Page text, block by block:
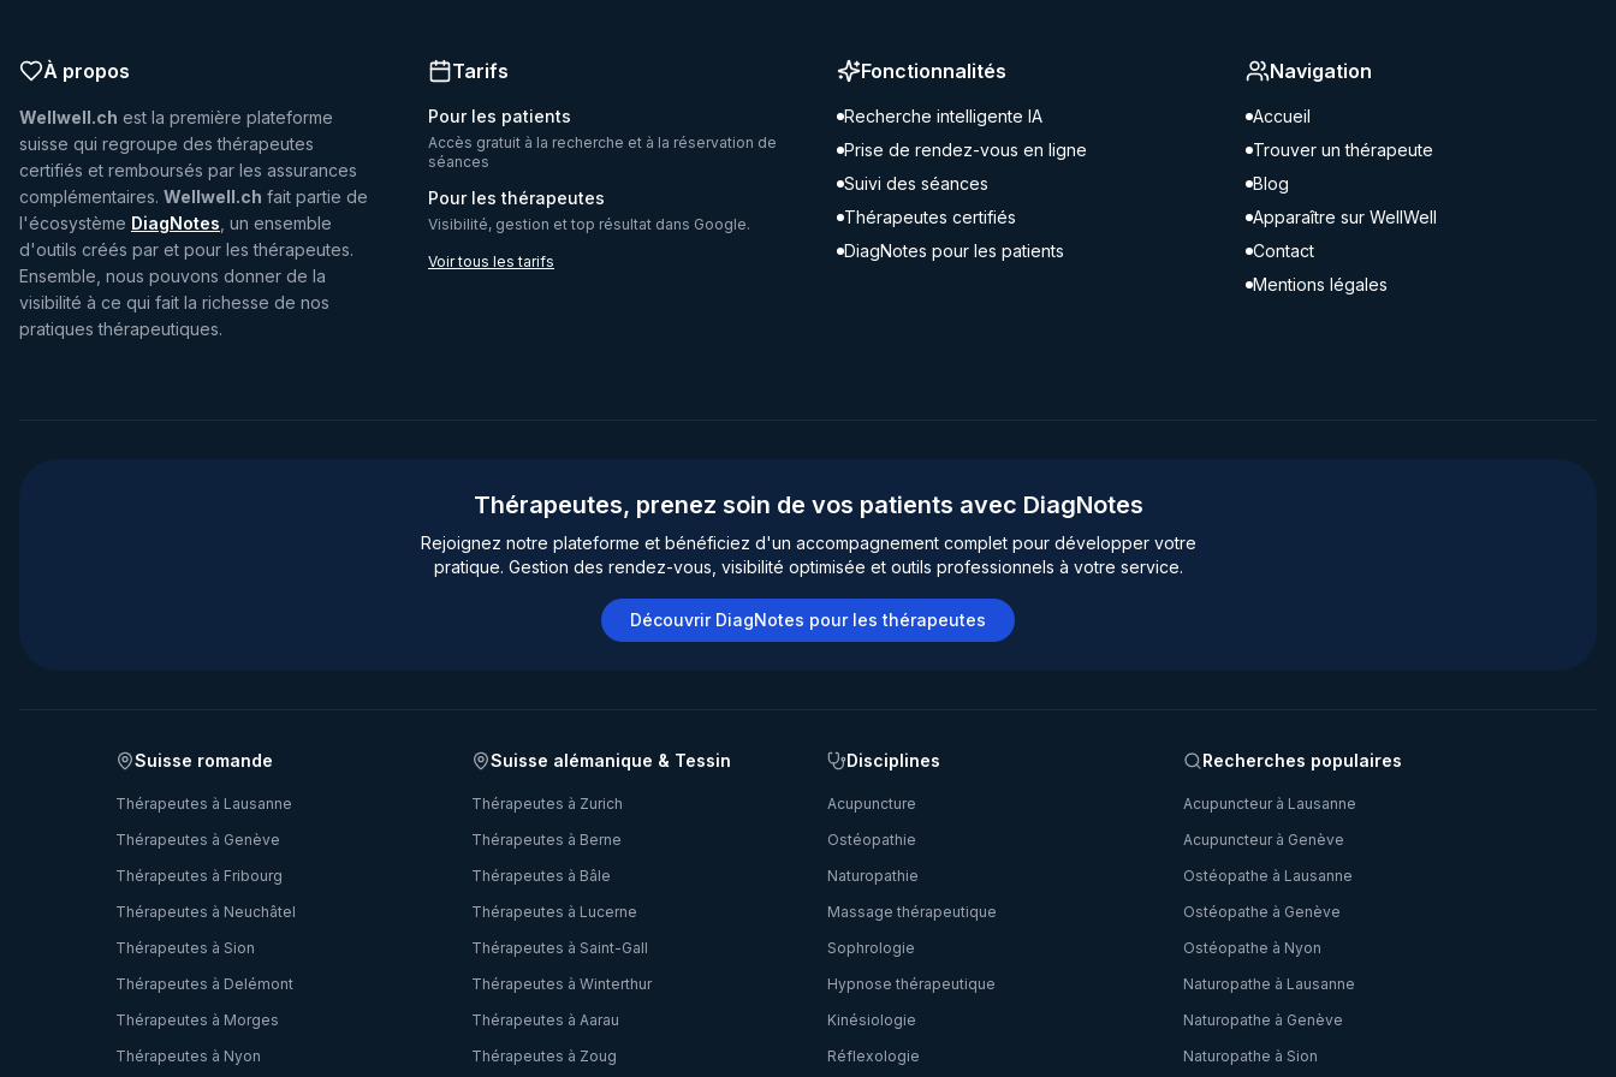
À propos
Wellwell.ch est la première plateforme
suisse qui regroupe des thérapeutes
certifiés et remboursés par les assurances
complémentaires. Wellwell.ch fait partie de
l'écosystème DiagNotes , un ensemble
d'outils créés par et pour les thérapeutes.
Ensemble, nous pouvons donner de la
visibilité à ce qui fait la richesse de nos
pratiques thérapeutiques.
Tarifs
Pour les patients
Accès gratuit à la recherche et à la réservation de
séances
Pour les thérapeutes
Visibilité, gestion et top résultat dans Google.
Voir tous les tarifs
Fonctionnalités
Recherche intelligente IA
Prise de rendez-vous en ligne
Suivi des séances
Thérapeutes certifiés
DiagNotes pour les patients
Navigation
Accueil
Trouver un thérapeute
Blog
Apparaître sur WellWell
Contact
Mentions légales
Thérapeutes, prenez soin de vos patients avec DiagNotes
Rejoignez notre plateforme et bénéficiez d'un accompagnement complet pour développer votre
pratique. Gestion des rendez-vous, visibilité optimisée et outils professionnels à votre service.
Découvrir DiagNotes pour les thérapeutes
Suisse romande
Thérapeutes à Lausanne
Thérapeutes à Genève
Thérapeutes à Fribourg
Thérapeutes à Neuchâtel
Thérapeutes à Sion
Thérapeutes à Delémont
Thérapeutes à Morges
Thérapeutes à Nyon
Suisse alémanique & Tessin
Thérapeutes à Zurich
Thérapeutes à Berne
Thérapeutes à Bâle
Thérapeutes à Lucerne
Thérapeutes à Saint-Gall
Thérapeutes à Winterthur
Thérapeutes à Aarau
Thérapeutes à Zoug
Disciplines
Acupuncture
Ostéopathie
Naturopathie
Massage thérapeutique
Sophrologie
Hypnose thérapeutique
Kinésiologie
Réflexologie
Recherches populaires
Acupuncteur à Lausanne
Acupuncteur à Genève
Ostéopathe à Lausanne
Ostéopathe à Genève
Ostéopathe à Nyon
Naturopathe à Lausanne
Naturopathe à Genève
Naturopathe à Sion